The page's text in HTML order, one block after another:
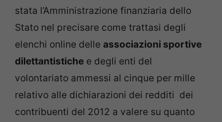
stata l’Amministrazione finanziaria dello
Stato nel precisare come trattasi degli
elenchi online delle associazioni sportive
dilettantistiche e degli enti del
volontariato ammessi al cinque per mille
relativo alle dichiarazioni dei redditi dei
contribuenti del 2012 a valere su quanto